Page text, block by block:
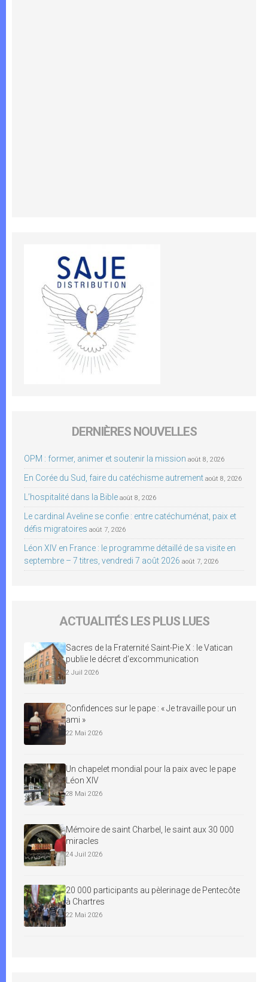
DERNIÈRES NOUVELLES
OPM : former, animer et soutenir la mission août 8, 2026
En Corée du Sud, faire du catéchisme autrement août 8, 2026
L’hospitalité dans la Bible août 8, 2026
Le cardinal Aveline se confie : entre catéchuménat, paix et
défis migratoires août 7, 2026
Léon XIV en France : le programme détaillé de sa visite en
septembre – 7 titres, vendredi 7 août 2026 août 7, 2026
ACTUALITÉS LES PLUS LUES
Sacres de la Fraternité Saint-Pie X : le Vatican
publie le décret d’excommunication
2 Juil 2026
Confidences sur le pape : « Je travaille pour un
ami »
22 Mai 2026
Un chapelet mondial pour la paix avec le pape
Léon XIV
28 Mai 2026
Mémoire de saint Charbel, le saint aux 30 000
miracles
24 Juil 2026
20 000 participants au pèlerinage de Pentecôte
à Chartres
22 Mai 2026